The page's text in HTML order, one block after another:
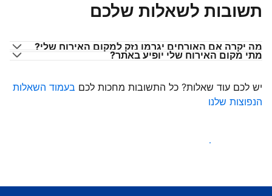
תשובות לשאלות שלכם
מה יקרה אם האורחים יגרמו נזק למקום האירוח שלי?
מתי מקום האירוח שלי יופיע באתר?
יש לכם עוד שאלות? כל התשובות מחכות לכם בעמוד השאלות
הנפוצות שלנו
התחילו לקבל אורחים